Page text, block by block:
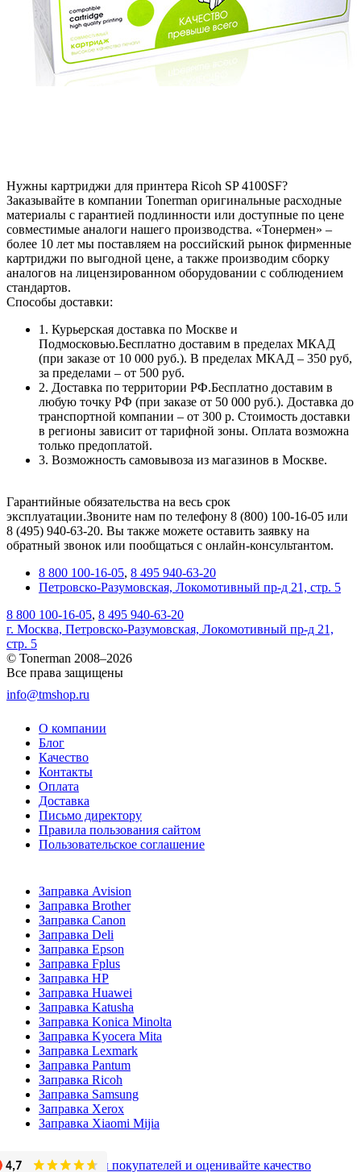
Нужны картриджи для принтера Ricoh SP 4100SF?
Заказывайте в компании Tonerman оригинальные расходные
материалы с гарантией подлинности или доступные по цене
совместимые аналоги нашего производства. «Тонермен» –
более 10 лет мы поставляем на российский рынок фирменные
картриджи по выгодной цене, а также производим сборку
аналогов на лицензированном оборудовании с соблюдением
стандартов.
Способы доставки:
1. Курьерская доставка по Москве и
Подмосковью.Бесплатно доставим в пределах МКАД
(при заказе от 10 000 руб.). В пределах МКАД – 350 руб,
за пределами – от 500 руб.
2. Доставка по территории РФ.Бесплатно доставим в
любую точку РФ (при заказе от 50 000 руб.). Доставка до
транспортной компании – от 300 р. Стоимость доставки
в регионы зависит от тарифной зоны. Оплата возможна
только предоплатой.
3. Возможность самовывоза из магазинов в Москве.
Гарантийные обязательства на весь срок
эксплуатации.Звоните нам по телефону 8 (800) 100-16-05 или
8 (495) 940-63-20. Вы также можете оставить заявку на
обратный звонок или пообщаться с онлайн-консультантом.
8 800 100-16-05, 8 495 940-63-20
Петровско-Разумовская, Локомотивный пр-д 21, стр. 5
8 800 100-16-05, 8 495 940-63-20
г. Москва, Петровско-Разумовская, Локомотивный пр-д 21,
стр. 5
© Tonerman 2008–2026
Все права защищены
info@tmshop.ru
О компании
Блог
Качество
Контакты
Оплата
Доставка
Письмо директору
Правила пользования сайтом
Пользовательское соглашение
Заправка Avision
Заправка Brother
Заправка Canon
Заправка Deli
Заправка Epson
Заправка Fplus
Заправка HP
Заправка Huawei
Заправка Katusha
Заправка Konica Minolta
Заправка Kyocera Mita
Заправка Lexmark
Заправка Pantum
Заправка Ricoh
Заправка Samsung
Заправка Xerox
Заправка Xiaomi Mijia